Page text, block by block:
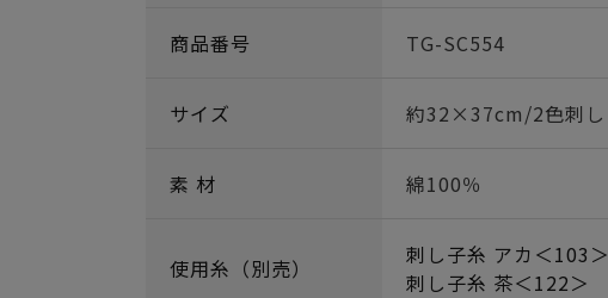
商品番号 TG-SC554
サイズ 約32×37cm/2色刺し
素 材 綿100％
使用糸（別売）
刺し子糸 アカ＜103＞
刺し子糸 茶＜122＞